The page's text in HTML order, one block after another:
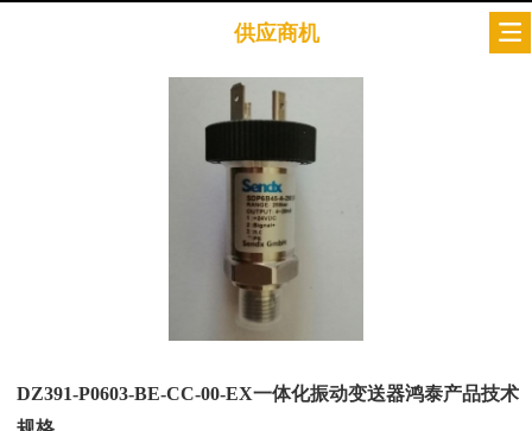
供应商机
DZ391-P0603-BE-CC-00-EX一体化振动变送器鸿泰产品技术